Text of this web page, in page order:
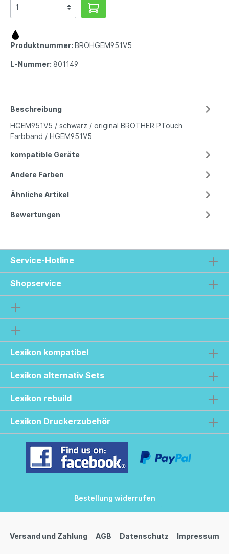
Produktnummer: BROHGEM951V5
L-Nummer: 801149
Beschreibung
HGEM951V5 / schwarz / original BROTHER PTouch
Farbband / HGEM951V5
kompatible Geräte
Andere Farben
Ähnliche Artikel
Bewertungen
Service-Hotline
Shopservice
Lexikon kompatibel
Lexikon alternativ Sets
Lexikon rebuild
Lexikon Druckerzubehör
Bestellung widerrufen
Versand und Zahlung AGB Datenschutz Impressum